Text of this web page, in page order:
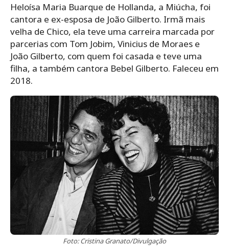
Heloísa Maria Buarque de Hollanda, a Miúcha, foi
cantora e ex-esposa de João Gilberto. Irmã mais
velha de Chico, ela teve uma carreira marcada por
parcerias com Tom Jobim, Vinicius de Moraes e
João Gilberto, com quem foi casada e teve uma
filha, a também cantora Bebel Gilberto. Faleceu em
2018.
Foto: Cristina Granato/Divulgação